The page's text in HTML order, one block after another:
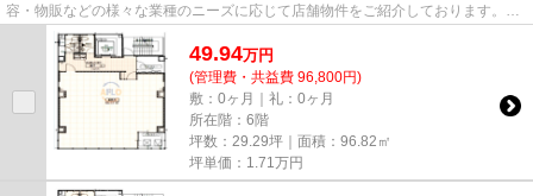
容・物販などの様々な業種のニーズに応じて店舗物件をご紹介しております。
尚、弊社ではおとり広告は一切...
49.94万円
(管理費・共益費 96,800円)
敷：0ヶ月｜礼：0ヶ月
所在階：6階
坪数：29.29坪｜面積：96.82㎡
坪単価： 1.71 万円